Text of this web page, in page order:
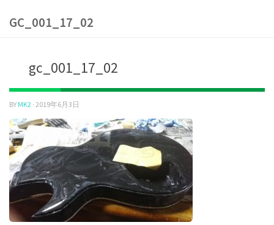
GC_001_17_02
gc_001_17_02
BY MK2 · 2019年6月3日